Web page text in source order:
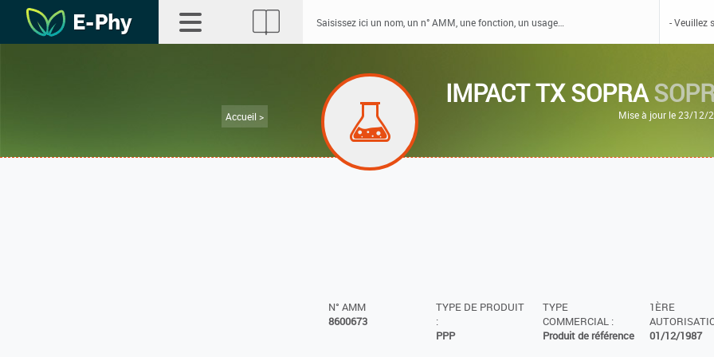
Accueil >
IMPACT TX SOPRA
Mise à jour le 23/12/
N° AMM
8600673
TYPE DE PRODUIT
:
PPP
TYPE
COMMERCIAL :
Produit de référence
1ÈRE
01/12/1987